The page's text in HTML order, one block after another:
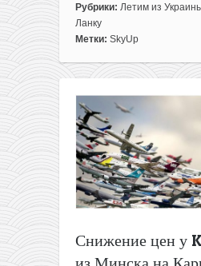
записи
На
заметку:
прямые
на
Шри-
Ланку
из
Киева
за
420€
Рубрики: Летим из
Ланку
Метки: SkyUp
Снижение цен у